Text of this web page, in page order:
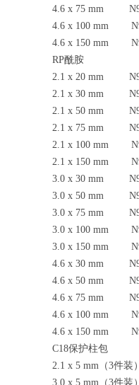
4.6 x 75 mm
4.6 x 100 mm
4.6 x 150 mm
RP酰胺
2.1 x 20 mm
2.1 x 30 mm
2.1 x 50 mm
2.1 x 75 mm
2.1 x 100 mm
2.1 x 150 mm
3.0 x 30 mm
3.0 x 50 mm
3.0 x 75 mm
3.0 x 100 mm
3.0 x 150 mm
4.6 x 30 mm
4.6 x 50 mm
4.6 x 75 mm
4.6 x 100 mm
4.6 x 150 mm
C18保护柱包
2.1 x 5 mm （3件装
3.0 x 5 mm （3件装